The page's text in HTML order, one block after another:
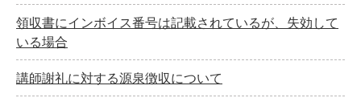
領収書にインボイス番号は記載されているが、失効して
いる場合
講師謝礼に対する源泉徴収について